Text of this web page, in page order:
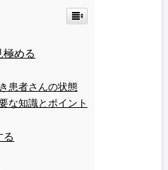
める
患者さんの状態
な知識とポイント